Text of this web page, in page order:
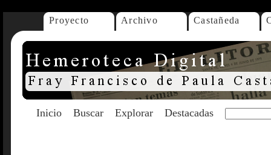
Proyecto Archivo Castañeda
Inicio Buscar Explorar Destacadas